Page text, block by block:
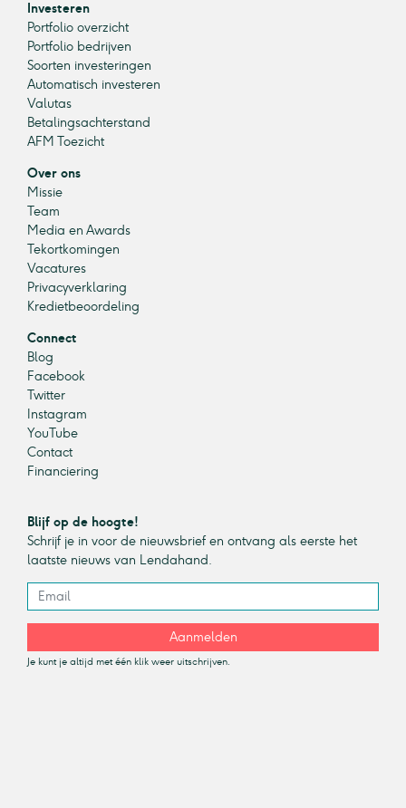
Investeren
Portfolio overzicht
Portfolio bedrijven
Soorten investeringen
Automatisch investeren
Valutas
Betalingsachterstand
AFM Toezicht
Over ons
Missie
Team
Media en Awards
Tekortkomingen
Vacatures
Privacyverklaring
Kredietbeoordeling
Connect
Blog
Facebook
Twitter
Instagram
YouTube
Contact
Financiering
Blijf op de hoogte!
Schrijf je in voor de nieuwsbrief en ontvang als eerste het
laatste nieuws van Lendahand.
Aanmelden
Je kunt je altijd met één klik weer uitschrijven.